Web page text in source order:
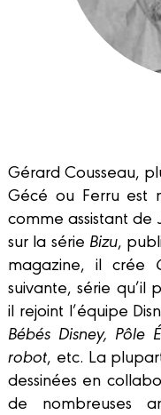
Gérard Cousseau,
Gécé ou Ferru est
comme assistant de
sur la série Bizu,
magazine, il crée
suivante, série qu’il
il rejoint l’équipe
Bébés Disney,
robot, etc. La
dessinées en
de nombreuses